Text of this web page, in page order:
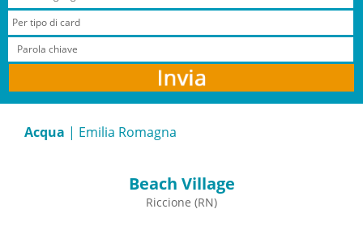
Acqua | Emilia Romagna
Beach Village
Riccione (RN)